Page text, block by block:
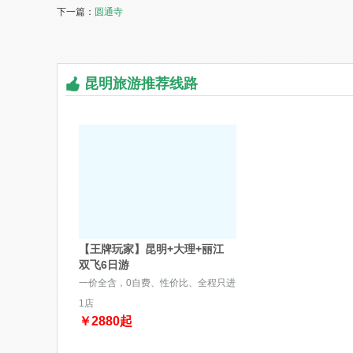
下一篇： 圆通寺
昆明旅游推荐线路
【王牌玩家】昆明+大理+丽江
双飞6日游
一价全含，0自费、性价比、全程只进
1店
￥2880起